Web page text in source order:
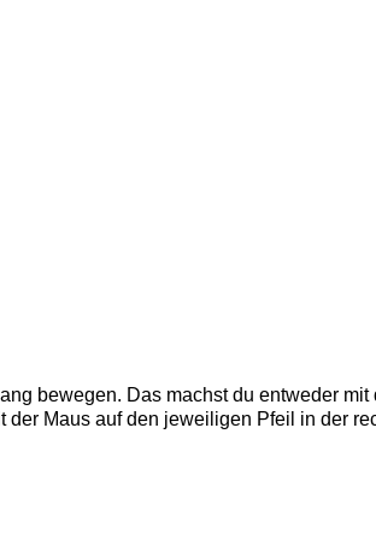
bewegen. Das machst du entweder mit
der Maus auf den jeweiligen Pfeil in der